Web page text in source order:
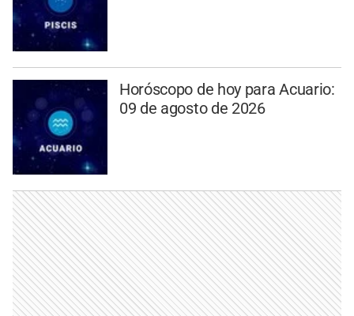
Horóscopo de hoy para Acuario:
09 de agosto de 2026